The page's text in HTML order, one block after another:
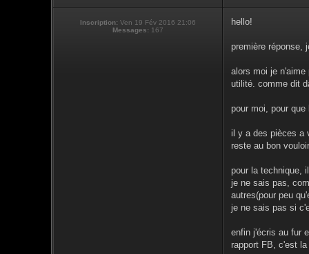
Inscription: Ven 19 Fév 2016 21:06
Messages: 167
hello!
première réponse,
alors moi je
utilité. comme dit
pour moi, pour
il y a des pièces a
reste au bon
pour la technique,
je ne sais pas,
autres(pour peu
je ne sais pas si
enfin j'écris au fur
rapport FB, c'est